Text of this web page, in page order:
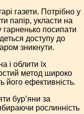
газети. Потрібно у
папір, укласти на
гарненько посипати
доступу до
зникнути.
і облити їх
метод широко
його ефективність.
бур’яни за
рослинність